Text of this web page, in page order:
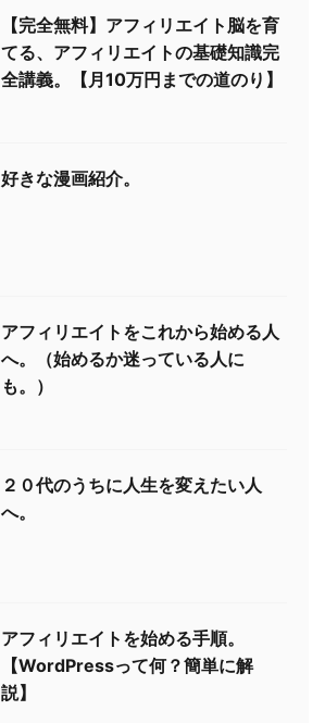
【完全無料】アフィリエイト脳を育
てる、アフィリエイトの基礎知識完
全講義。【月10万円までの道のり】
好きな漫画紹介。
アフィリエイトをこれから始める人
へ。（始めるか迷っている人に
も。）
２０代のうちに人生を変えたい人
へ。
アフィリエイトを始める手順。
【WordPressって何？簡単に解
説】